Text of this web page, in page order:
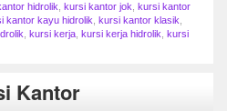
hidrolik, kursi kantor jok, kursi kantor
kantor kayu hidrolik, kursi kantor klasik,
, kursi kerja, kursi kerja hidrolik, kursi
Kantor